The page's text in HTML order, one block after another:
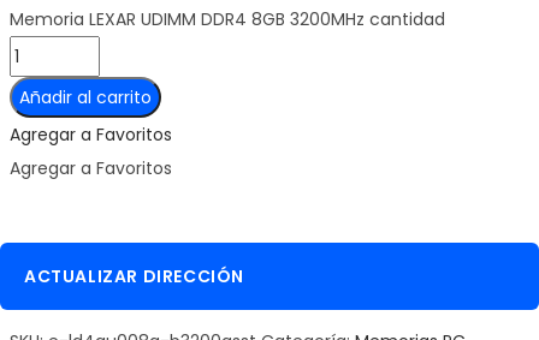
Memoria LEXAR UDIMM DDR4 8GB 3200MHz cantidad
Añadir al carrito
Agregar a Favoritos
Agregar a Favoritos
ACTUALIZAR DIRECCIÓN